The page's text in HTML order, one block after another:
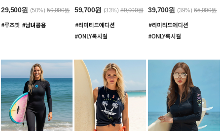
29,500원 (50%) 59,000원 59,700원 (33%) 89,000원 39,700원 (39%) 65,000원